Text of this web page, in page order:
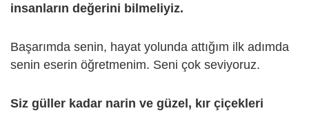
insanların değerini bilmeliyiz.
Başarımda senin, hayat yolunda attığım ilk adımda
senin eserin öğretmenim. Seni çok seviyoruz.
Siz güller kadar narin ve güzel, kır çiçekleri